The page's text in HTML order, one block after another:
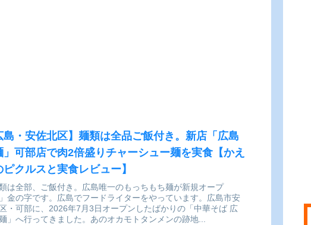
島・安佐北区】麺類は全品ご飯付き。新店「広島
」可部店で肉2倍盛りチャーシュー麺を実食【かえ
ピクルスと実食レビュー】
は全部、ご飯付き。広島唯一のもっちもち麺が新規オープ
金の字です。広島でフードライターをやっています。広島市安
・可部に、2026年7月3日オープンしたばかりの「中華そば 広
」へ行ってきました。あのオカモトタンメンの跡地...